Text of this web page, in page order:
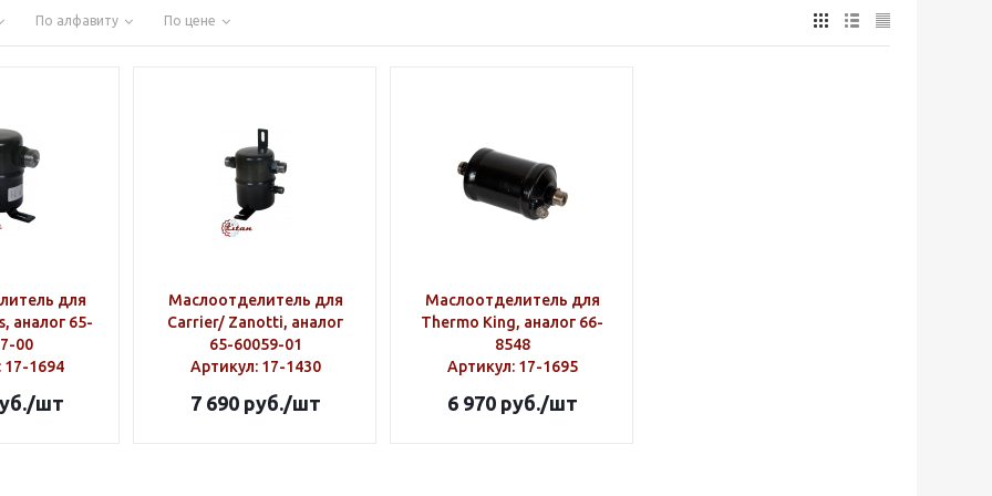
По алфавиту По цене
для
аналог 65-
00
17-1694
/шт
Маслоотделитель для
Carrier/ Zanotti, аналог
65-60059-01
Артикул: 17-1430
7 690руб./шт
Маслоотделитель для
Thermo King, аналог 66-
8548
Артикул: 17-1695
6 970руб./шт